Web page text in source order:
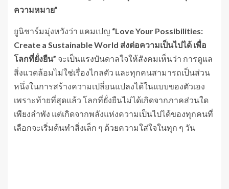
ความหมาย”
ยูนิชาร์มมุ่งหวังว่า แคมเปญ “Love Your Possibilities:
Create a Sustainable World ส่งต่อความเป็นไปได้ เพื่อ
โลกที่ยั่งยืน” จะเป็นแรงบันดาลใจให้สังคมเห็นว่า การดูแล
สิ่งแวดล้อมไม่ใช่เรื่องไกลตัว และทุกคนสามารถเป็นส่วน
หนึ่งในการสร้างความเปลี่ยนแปลงได้ในแบบของตัวเอง
เพราะท้ายที่สุดแล้ว โลกที่ยั่งยืนไม่ได้เกิดจากภาคส่วนใด
เพียงลำพัง แต่เกิดจากพลังแห่งความเป็นไปได้ของทุกคนที่
เลือกจะเริ่มต้นทำสิ่งเล็ก ๆ ด้วยความใส่ใจในทุก ๆ วัน